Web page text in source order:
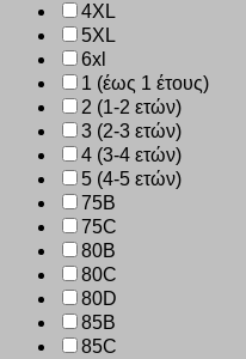
4XL
5XL
6xl
1 (έως 1 έτους)
2 (1-2 ετών)
3 (2-3 ετών)
4 (3-4 ετών)
5 (4-5 ετών)
75B
75C
80B
80C
80D
85B
85C